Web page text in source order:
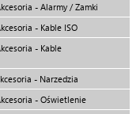
- Alarmy / Zamki
- Kable ISO
- Kable
- Narzedzia
- Oświetlenie